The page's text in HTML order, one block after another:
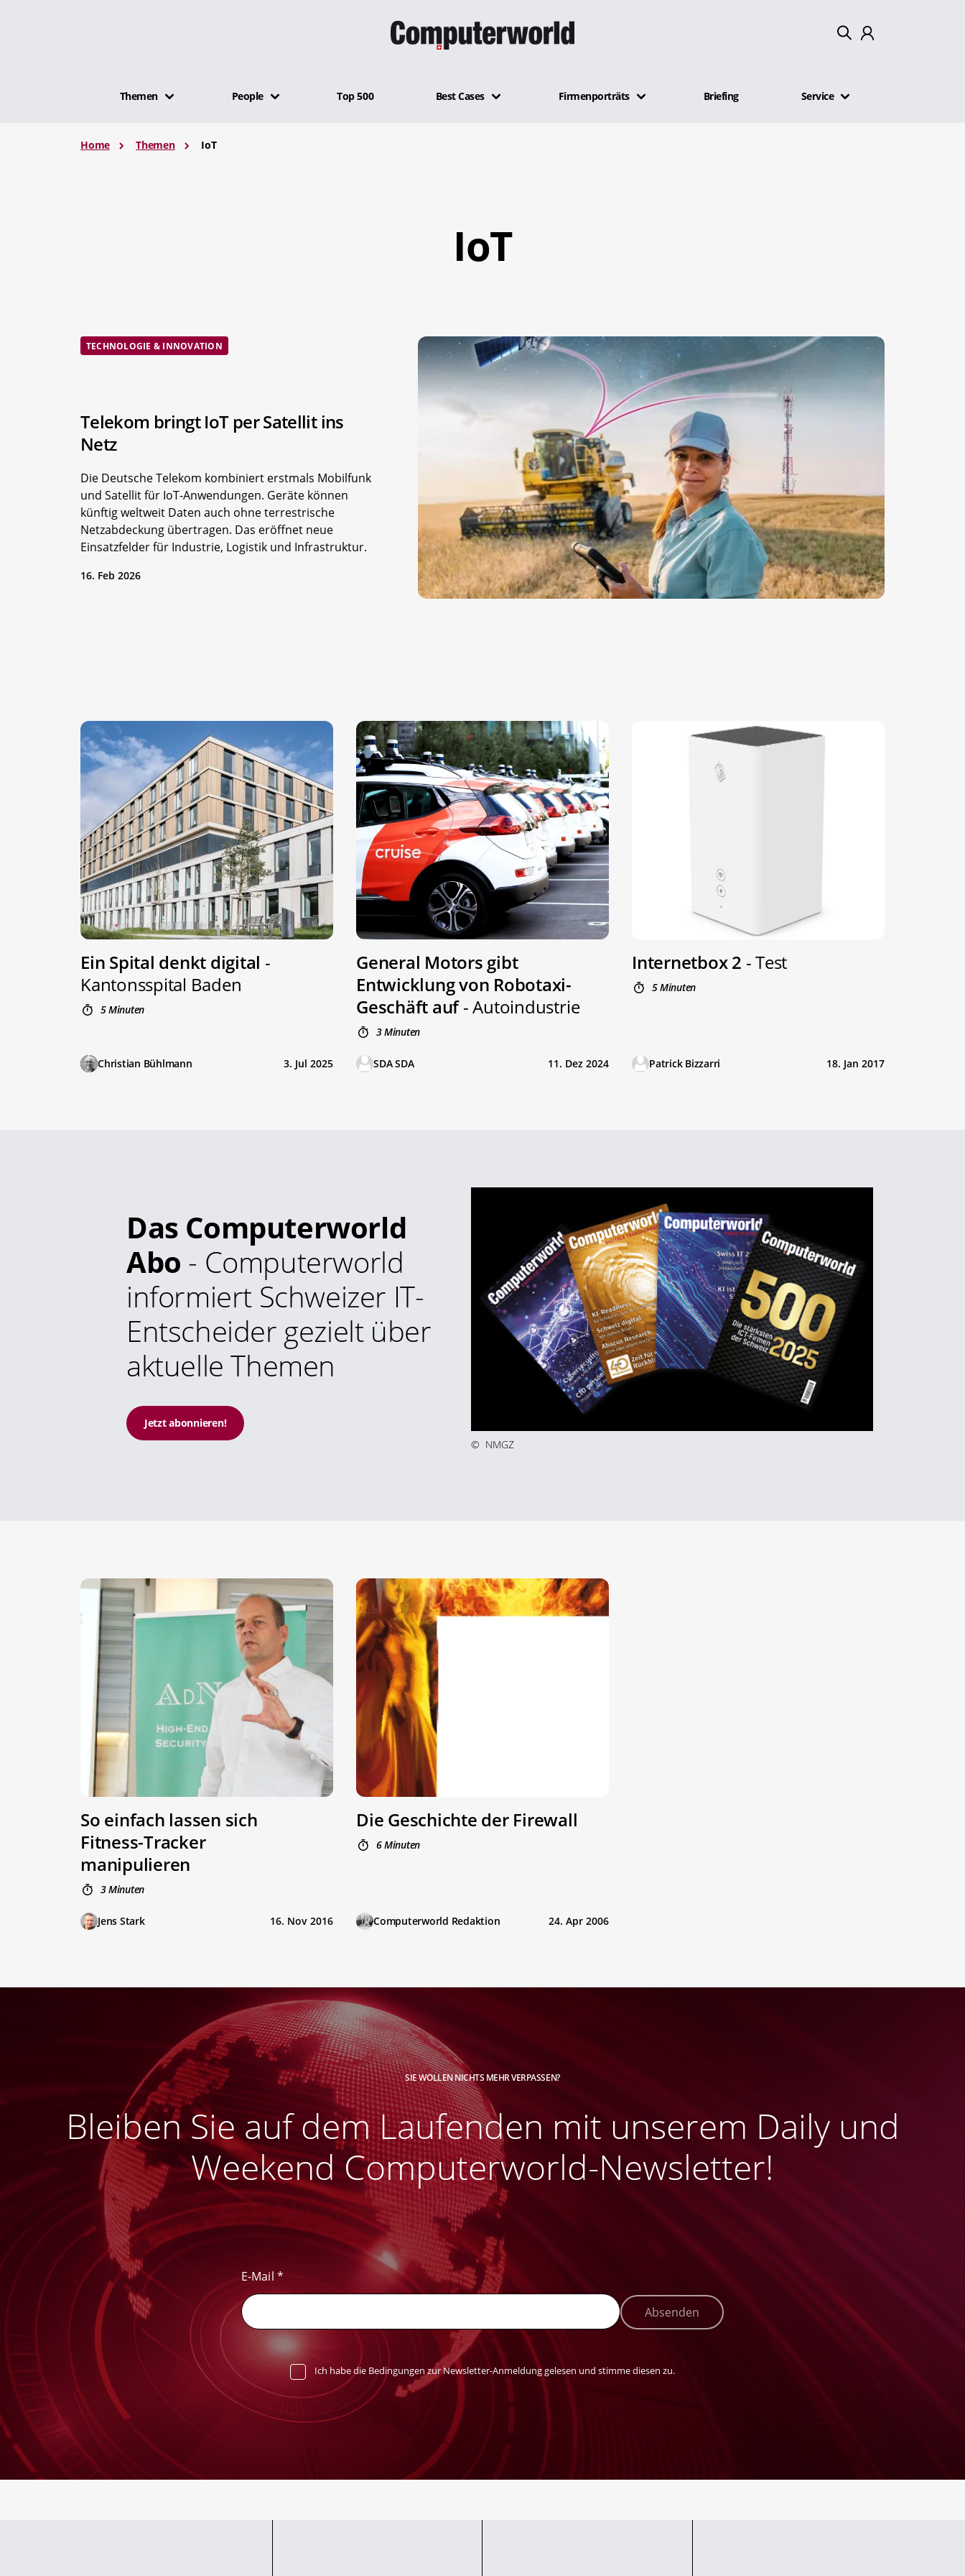
Themen People Top 500 Best Cases Firmenporträts Briefing Service
Home Themen IoT
IoT
TECHNOLOGIE & INNOVATION
Telekom bringt IoT per Satellit ins
Netz
Die Deutsche Telekom kombiniert erstmals Mobilfunk
und Satellit für IoT-Anwendungen. Geräte können
künftig weltweit Daten auch ohne terrestrische
Netzabdeckung übertragen. Das eröffnet neue
Einsatzfelder für Industrie, Logistik und Infrastruktur.
16. Feb 2026
Ein Spital denkt digital -
Kantonsspital Baden
5 Minuten
Christian Bühlmann 3. Jul 2025
General Motors gibt
Entwicklung von Robotaxi-
Geschäft auf- Autoindustrie
3 Minuten
SDA SDA 11. Dez 2024
Internetbox 2 - Test
5 Minuten
Patrick Bizzarri 18. Jan 2017
© NMGZ
Das Computerworld
Abo - Computerworld
informiert Schweizer IT-
Entscheider gezielt über
aktuelle Themen
Jetzt abonnieren!
So einfach lassen sich
Fitness-Tracker
manipulieren
3 Minuten
Jens Stark 16. Nov 2016
Die Geschichte der Firewall
6 Minuten
Computerworld Redaktion 24. Apr 2006
SIE WOLLEN NICHTS MEHR VERPASSEN?
Bleiben Sie auf dem Laufenden mit unserem Daily und
Weekend Computerworld-Newsletter!
E-Mail *
Absenden
Ich habe die Bedingungen zur Newsletter-Anmeldung gelesen und stimme diesen zu.